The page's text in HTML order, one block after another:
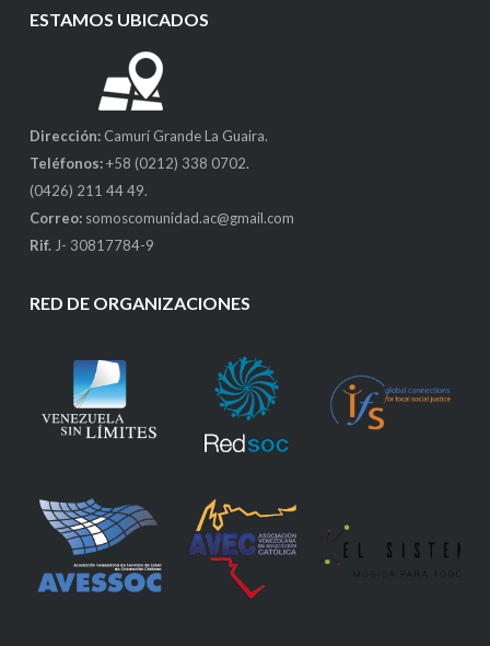
ESTAMOS UBICADOS
Dirección: Camurí Grande La Guaira.
Teléfonos:+58 (0212) 338 0702.
(0426) 211 44 49.
Correo: somoscomunidad.ac@gmail.com
Rif. J- 30817784-9
RED DE ORGANIZACIONES